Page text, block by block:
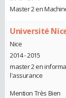
Master 2 en
Université
Nice
2014 - 2015
master 2 en
l'assurance
Mention Très Bien